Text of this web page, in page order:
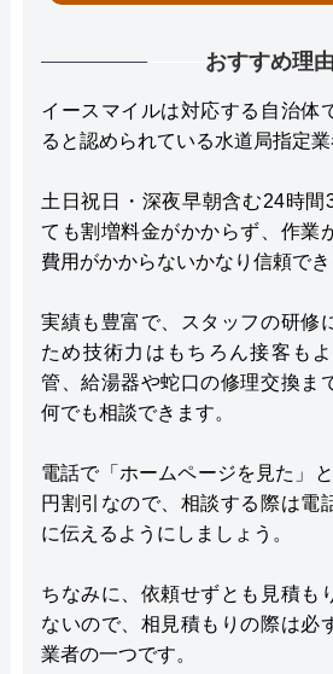
おすすめ理由
イースマイルは対応する自治体
ると認められている水道局指定業
土日祝日・深夜早朝含む24時間
ても割増料金がかからず、作業
費用がかからないかなり信頼でき
実績も豊富で、スタッフの研修
ため技術力はもちろん接客も
管、給湯器や蛇口の修理交換ま
何でも相談できます。
電話で「ホームページを見た」
円割引なので、相談する際は電
に伝えるようにしましょう。
ちなみに、依頼せずとも見積も
ないので、相見積もりの際は必
業者の一つです。